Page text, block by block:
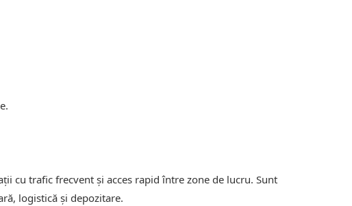
cu trafic frecvent și acces rapid între zone de lucru. Sunt
logistică și depozitare.